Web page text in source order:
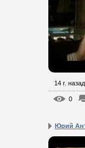
14 г. назад
0
Юрий